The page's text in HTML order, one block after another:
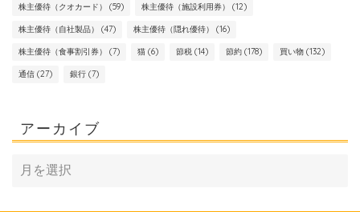
株主優待（クオカード） (59) 株主優待（施設利用券） (12)
株主優待（自社製品） (47) 株主優待（隠れ優待） (16)
株主優待（食事割引券） (7) 猫 (6) 節税 (14) 節約 (178) 買い物 (132)
通信 (27) 銀行 (7)
アーカイブ